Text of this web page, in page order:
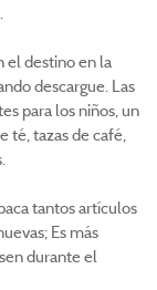
el destino en la
descargue. Las
para los niños, un
té, tazas de café,
tantos artículos
Es más
durante el